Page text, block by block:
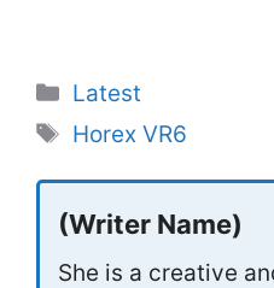
Categories
Latest
Tags
Horex VR6
(Writer Name)
She is a creative